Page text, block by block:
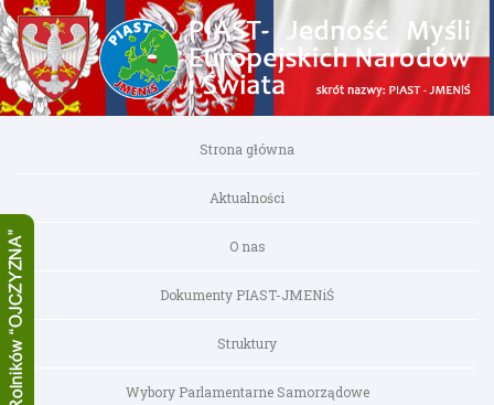
Strona główna
Aktualności
O nas
Dokumenty PIAST-JMENiŚ
Struktury
Wybory Parlamentarne Samorządowe